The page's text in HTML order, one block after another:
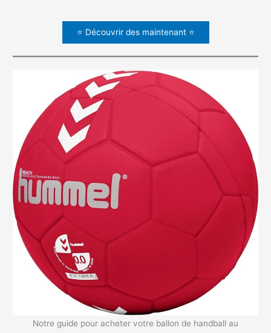
⭐ Découvrir des maintenant ⭐
Notre guide pour acheter votre ballon de handball au